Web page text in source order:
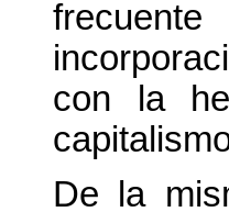
con la
De la